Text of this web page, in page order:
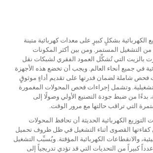
الكهربائية بشكلٍ كبيرٍ على معدات كهربائية متينة
التشغيل المستمر. ومن بين أكثر المكونات
بالزيت التي تُشكِّل العمود الفقري لشبكات نقل
في جميع أنحاء العالم. ويجب أن تخضع هذه الأجهزة
فحص شاملة لضمان قدرتها على تقديم أداءٍ موثوقٍ
وتشمل إجراءات فحص المحولات المغمورة
بدءًا من ضبط جودة التصنيع الأولي وصولًا إلى
التي تراقب حالتها مع مرور الوقت.
الكهربائية الحديثة أن تحافظ المحولات
كفاءتها القصوى أثناء التشغيل في ظل ظروف تحميل
والانقطاعات الكهربائية المؤقتة. ويُسبِّب التشغيل
كبيراً من التحديات التي قد تؤدي تدريجياً إلى